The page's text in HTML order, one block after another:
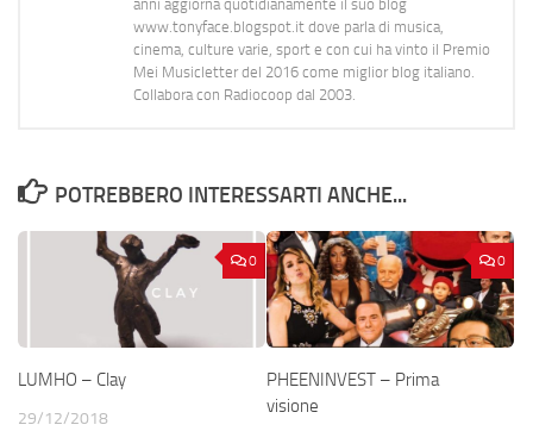
anni aggiorna quotidianamente il suo blog
www.tonyface.blogspot.it dove parla di musica,
cinema, culture varie, sport e con cui ha vinto il Premio
Mei Musicletter del 2016 come miglior blog italiano.
Collabora con Radiocoop dal 2003.
POTREBBERO INTERESSARTI ANCHE...
0
LUMHO – Clay
29/12/2018
0
PHEENINVEST – Prima
visione